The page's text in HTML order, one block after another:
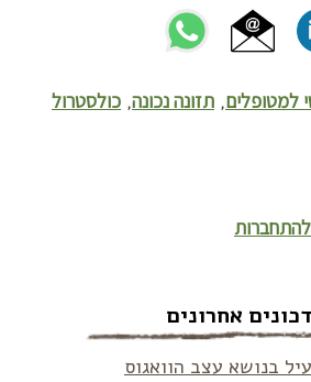
למטופלים, תזונה נכונה, כולסטרול
להתחברות
אחרונים
בנושא עצב הוואגוס